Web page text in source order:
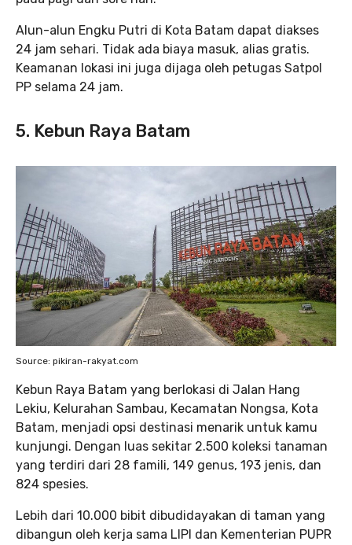
Alun-alun Engku Putri di Kota Batam dapat diakses
24 jam sehari. Tidak ada biaya masuk, alias gratis.
Keamanan lokasi ini juga dijaga oleh petugas Satpol
PP selama 24 jam.
5. Kebun Raya Batam
Source: pikiran-rakyat.com
Kebun Raya Batam yang berlokasi di Jalan Hang
Lekiu, Kelurahan Sambau, Kecamatan Nongsa, Kota
Batam, menjadi opsi destinasi menarik untuk kamu
kunjungi. Dengan luas sekitar 2.500 koleksi tanaman
yang terdiri dari 28 famili, 149 genus, 193 jenis, dan
824 spesies.
Lebih dari 10.000 bibit dibudidayakan di taman yang
dibangun oleh kerja sama LIPI dan Kementerian PUPR